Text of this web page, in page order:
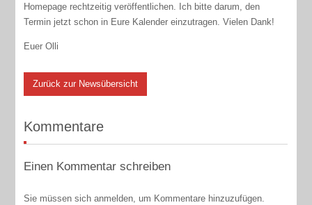
Homepage rechtzeitig veröffentlichen. Ich bitte darum, den
Termin jetzt schon in Eure Kalender einzutragen. Vielen Dank!
Euer Olli
Zurück zur Newsübersicht
Kommentare
Einen Kommentar schreiben
Sie müssen sich anmelden, um Kommentare hinzuzufügen.